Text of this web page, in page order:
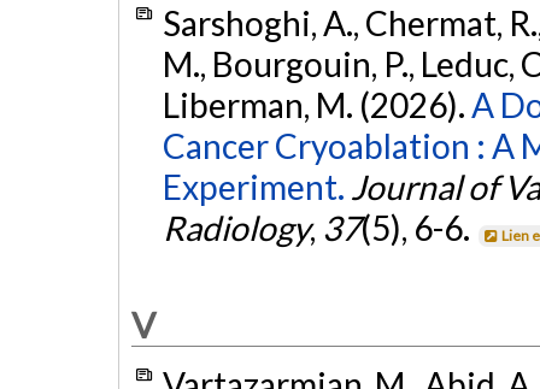
Sarshoghi, A., Chermat,
M., Bourgouin, P., Leduc,
Liberman, M. (2026). A
Cancer Cryoablation : A
Experiment. Journal of
Radiology, 37(5), 6-6. Lien
V